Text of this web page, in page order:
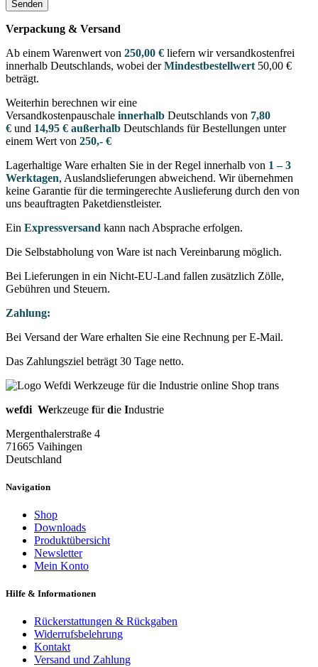
Verpackung & Versand
Ab einem Warenwert von 250,00 € liefern wir versandkostenfrei
innerhalb Deutschlands, wobei derMindestbestellwert 50,00 €
beträgt.
Weiterhin berechnen wir eine
Versandkostenpauschale innerhalb Deutschlands von 7,80
€ und 14,95 € außerhalb Deutschlands für Bestellungen unter
einem Wert von 250,- €
Lagerhaltige Ware erhalten Sie in der Regel innerhalb von 1 – 3
Werktagen, Auslandslieferungen abweichend. Wir übernehmen
keine Garantie für die termingerechte Auslieferung durch den von
uns beauftragten Paketdienstleister.
Ein Expressversand kann nach Absprache erfolgen.
Die Selbstabholung von Ware ist nach Vereinbarung möglich.
Bei Lieferungen in ein Nicht-EU-Land fallen zusätzlich Zölle,
Gebühren und Steuern.
Zahlung:
Bei Versand der Ware erhalten Sie eine Rechnung per E-Mail.
Das Zahlungsziel beträgt 30 Tage netto.
wefdi Werkzeuge fürdie Industrie
Mergenthalerstraße 4
71665 Vaihingen
Deutschland
Navigation
Shop
Downloads
Produktübersicht
Newsletter
Mein Konto
Hilfe & Informationen
Rückerstattungen & Rückgaben
Widerrufsbelehrung
Kontakt
Versand und Zahlung